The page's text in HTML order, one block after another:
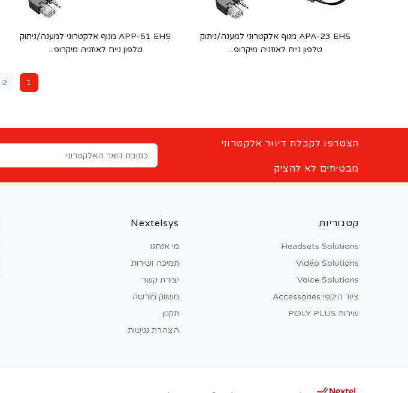
APA-23 EHS מנוף אלקטרוני למענה/ניתוק
טלפון נייח לאוזניה מיקרופ...
APP-51 EHS מנוף אלקטרוני למענה/ניתוק
טלפון נייח לאוזניה מיקרופ...
1
2
הצטרפו לקבלת דיוור אלקטרוני
מבטיחים לא להציק
קטגוריות
Headsets Solutions
Video Solutions
Voice Solutions
ציוד היקפי Accessories
שירות POLY PLUS
Nextelsys
מי אנחנו
תמיכה ושירות
יצירת קשר
משווק מורשה
תקנון
הצהרת נגישות